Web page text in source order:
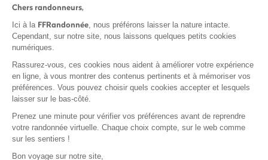
Protection des données
Politique de confidentialité
Chers randonneurs,
Ici à la FFRandonnée, nous préférons laisser la nature intacte.
Cependant, sur notre site, nous laissons quelques petits cookies
numériques.
Rassurez-vous, ces cookies nous aident à améliorer votre expérience
en ligne, à vous montrer des contenus pertinents et à mémoriser vos
préférences. Vous pouvez choisir quels cookies accepter et lesquels
laisser sur le bas-côté.
Prenez une minute pour vérifier vos préférences avant de reprendre
votre randonnée virtuelle. Chaque choix compte, sur le web comme
sur les sentiers !
Bon voyage sur notre site,